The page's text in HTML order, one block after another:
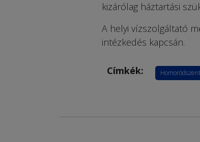
kizárólag háztartási
A helyi vízszolgáltató
intézkedés kapcsán.
Címkék: